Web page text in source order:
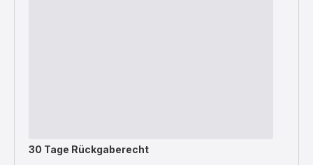
30 Tage Rückgaberecht